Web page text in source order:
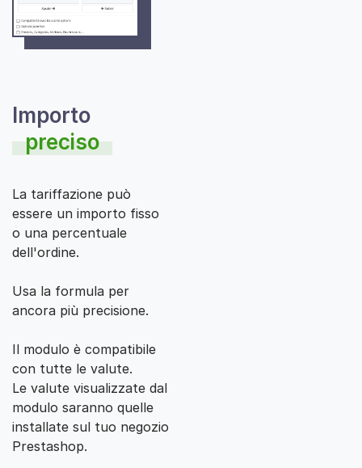
Importo
preciso
La tariffazione può
essere un importo fisso
o una percentuale
dell'ordine.
Usa la formula per
ancora più precisione.
Il modulo è compatibile
con tutte le valute.
Le valute visualizzate dal
modulo saranno quelle
installate sul tuo negozio
Prestashop.